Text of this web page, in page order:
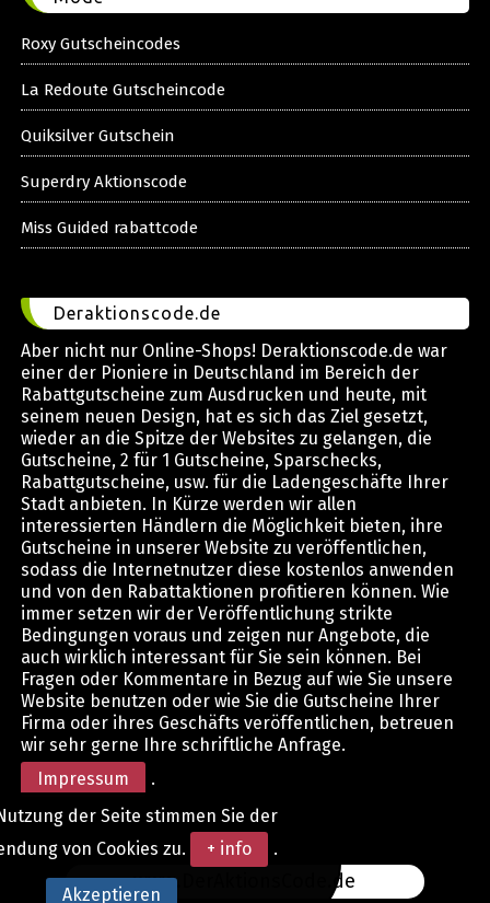
Roxy Gutscheincodes
La Redoute Gutscheincode
Quiksilver Gutschein
Superdry Aktionscode
Miss Guided rabattcode
Deraktionscode.de
Aber nicht nur Online-Shops! Deraktionscode.de war
einer der Pioniere in Deutschland im Bereich der
Rabattgutscheine zum Ausdrucken und heute, mit
seinem neuen Design, hat es sich das Ziel gesetzt,
wieder an die Spitze der Websites zu gelangen, die
Gutscheine, 2 für 1 Gutscheine, Sparschecks,
Rabattgutscheine, usw. für die Ladengeschäfte Ihrer
Stadt anbieten. In Kürze werden wir allen
interessierten Händlern die Möglichkeit bieten, ihre
Gutscheine in unserer Website zu veröffentlichen,
sodass die Internetnutzer diese kostenlos anwenden
und von den Rabattaktionen profitieren können. Wie
immer setzen wir der Veröffentlichung strikte
Bedingungen voraus und zeigen nur Angebote, die
auch wirklich interessant für Sie sein können. Bei
Fragen oder Kommentare in Bezug auf wie Sie unsere
Website benutzen oder wie Sie die Gutscheine Ihrer
Firma oder ihres Geschäfts veröffentlichen, betreuen
wir sehr gerne Ihre schriftliche Anfrage.
Impressum
.
www.DerAktionsCode.de
der Seite stimmen Sie der
von Cookies zu.
+ info .
Akzeptieren